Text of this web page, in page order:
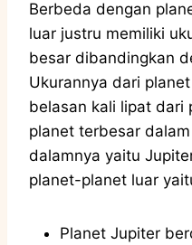
Berbeda dengan
luar justru memiliki
besar dibandingkan
Ukurannya dari
belasan kali lipat dari
planet terbesar
dalamnya yaitu
planet-planet luar
Planet Jupiter